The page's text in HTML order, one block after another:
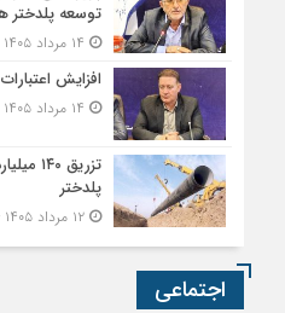
توسعه پلدختر
افزایش اعتبارات
تزریق
پلدختر
۱۲ مرداد ۱۴۰۵ - ۱۴:۰۹
اجتماعی